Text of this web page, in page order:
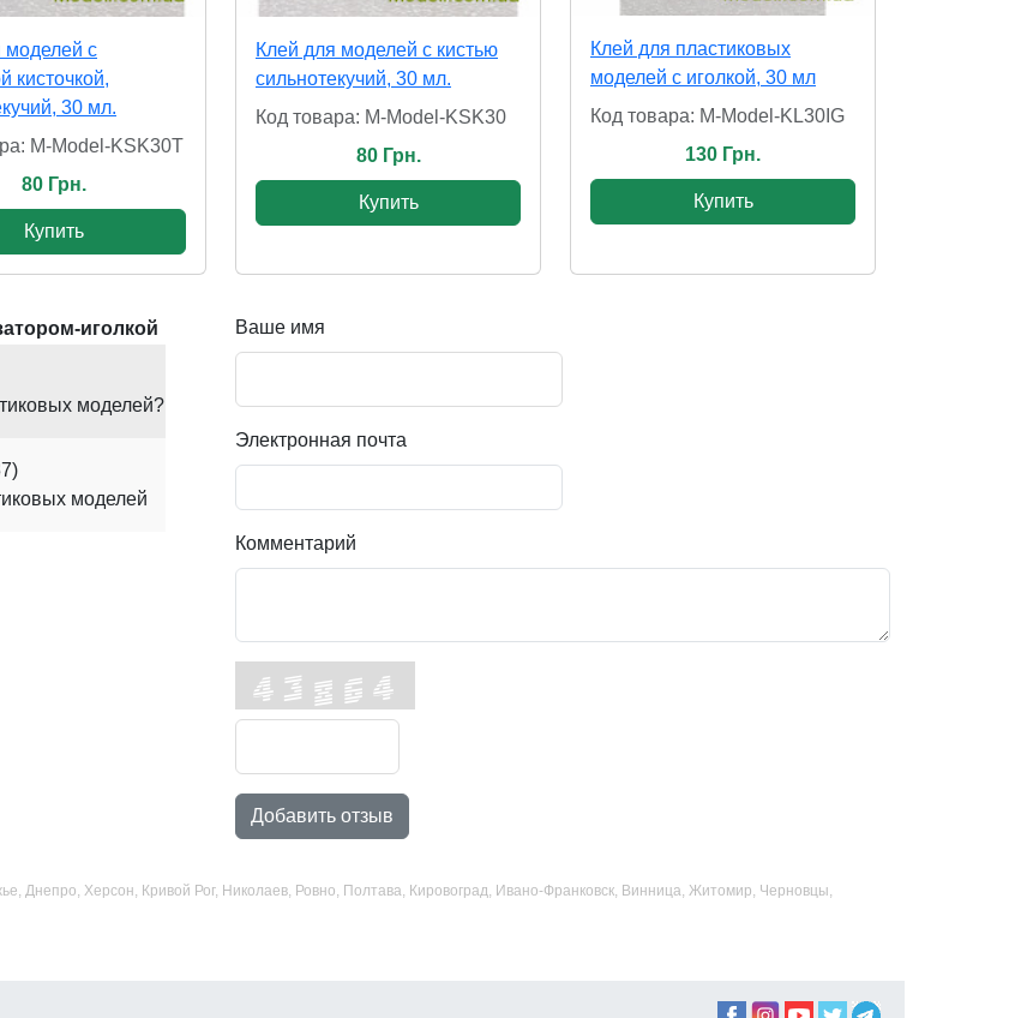
моделей с
кисточкой,
30 мл.
M-Model-KSK30T
80 Грн.
Купить
Клей для моделей с кистью
сильнотекучий, 30 мл.
Код товара: M-Model-KSK30
80 Грн.
Купить
Клей для пластиковых
моделей с иголкой, 30 мл
Код товара: M-Model-KL30IG
130 Грн.
Купить
иголкой
моделей?
моделей
Ваше имя
Электронная почта
Комментарий
Добавить отзыв
Днепро, Херсон, Кривой Рог, Николаев, Ровно, Полтава, Кировоград, Ивано-Франковск, Винница, Житомир, Черновцы,